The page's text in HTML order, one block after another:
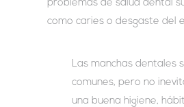
problemas de salud dental
como caries o desgaste del
Las manchas dentales
comunes, pero no
una buena higiene,